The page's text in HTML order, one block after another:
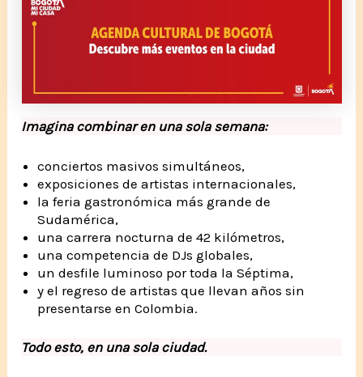
Imagina combinar en una sola semana:
conciertos masivos simultáneos,
exposiciones de artistas internacionales,
la feria gastronómica más grande de
Sudamérica,
una carrera nocturna de 42 kilómetros,
una competencia de DJs globales,
un desfile luminoso por toda la Séptima,
y el regreso de artistas que llevan años sin
presentarse en Colombia.
Todo esto, en una sola ciudad.